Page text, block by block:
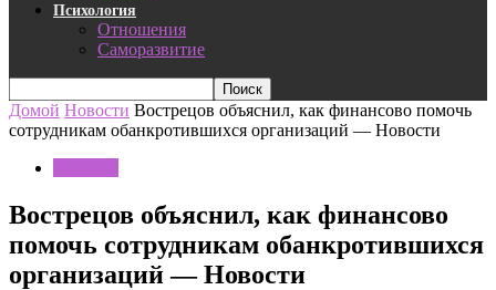
Психология
Отношения
Саморазвитие
Домой Новости Вострецов объяснил, как финансово помочь
сотрудникам обанкротившихся организаций — Новости
Вострецов объяснил, как финансово
помочь сотрудникам обанкротившихся
организаций — Новости